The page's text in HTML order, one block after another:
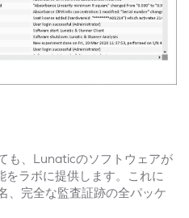
も、Lunaticのソフトウェアが
をラボに提供します。これに
、完全な監査証跡の全パッケ